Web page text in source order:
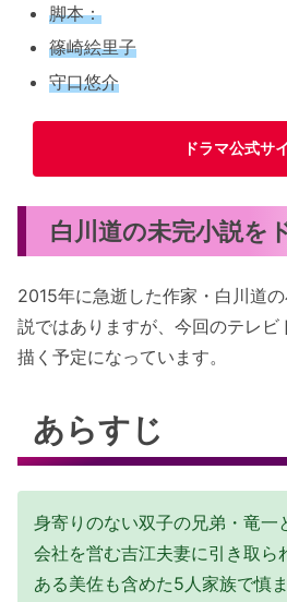
脚本：
篠崎絵里子
守口悠介
ドラマ公式サ
白川道の未完小説を
2015年に急逝した作家・白川道
説ではありますが、今回のテレ
描く予定になっています。
あらすじ
身寄りのない双子の兄弟・竜一
会社を営む吉江夫妻に引き取ら
ある美佐も含めた5人家族で慎